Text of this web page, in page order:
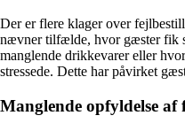
Der er flere klager over
nævner tilfælde, hvor gæster fik
manglende drikkevarer eller
stressede. Dette har påvirket
Manglende opfyldelse